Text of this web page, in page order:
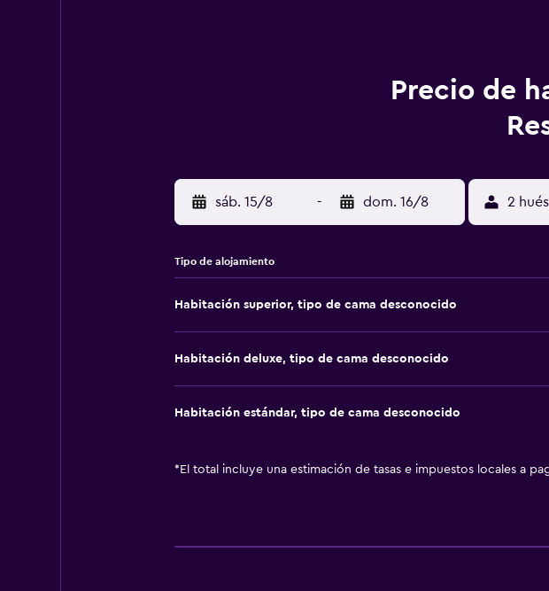
Precio de
sáb. 15/8 - dom. 16/8 2
Tipo de alojamiento
Habitación superior, tipo de cama desconocido
Habitación deluxe, tipo de cama desconocido
Habitación estándar, tipo de cama desconocido
* El total incluye una estimación de tasas e impuestos locales a